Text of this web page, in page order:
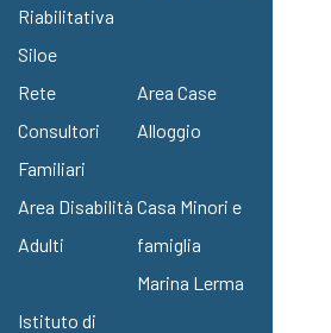
Riabilitativa
Siloe
Rete
Consultori
Familiari
Area Case
Alloggio
Area Disabilità
Adulti
Casa Minori e
famiglia
Marina Lerma
Istituto di